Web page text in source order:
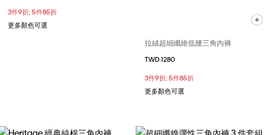
3件9折; 5件85折
更多顏色可選
拉絨超細纖維低腰三角內褲
TWD 1280
3件9折; 5件85折
更多顏色可選